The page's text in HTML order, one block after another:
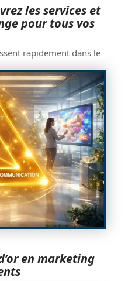
les services et
pour tous vos
rapidement dans le
en marketing